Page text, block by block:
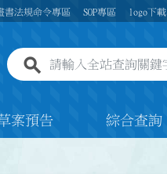
書法規命令專區 SOP專區 logo下載
全站查詢關鍵字欄位
案預告 綜合查詢